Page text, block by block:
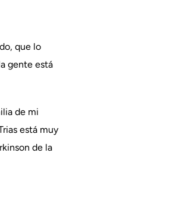
que lo
gente está
de mi
está muy
de la